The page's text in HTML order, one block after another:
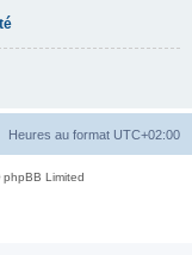
Heures au format UTC+02:00
Limited